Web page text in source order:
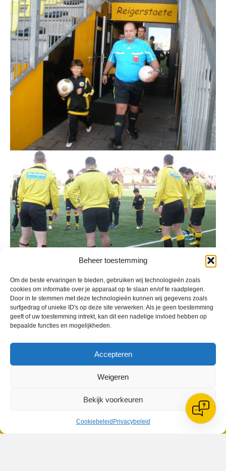
Beheer toestemming
Om de beste ervaringen te bieden, gebruiken wij technologieën zoals
cookies om informatie over je apparaat op te slaan en/of te raadplegen.
Door in te stemmen met deze technologieën kunnen wij gegevens zoals
surfgedrag of unieke ID's op deze site verwerken. Als je geen toestemming
geeft of uw toestemming intrekt, kan dit een nadelige invloed hebben op
bepaalde functies en mogelijkheden.
Accepteren
Weigeren
Bekijk voorkeuren
Cookiebeleid Privacybeleid
De Wending, Lotte Beesedijk 1